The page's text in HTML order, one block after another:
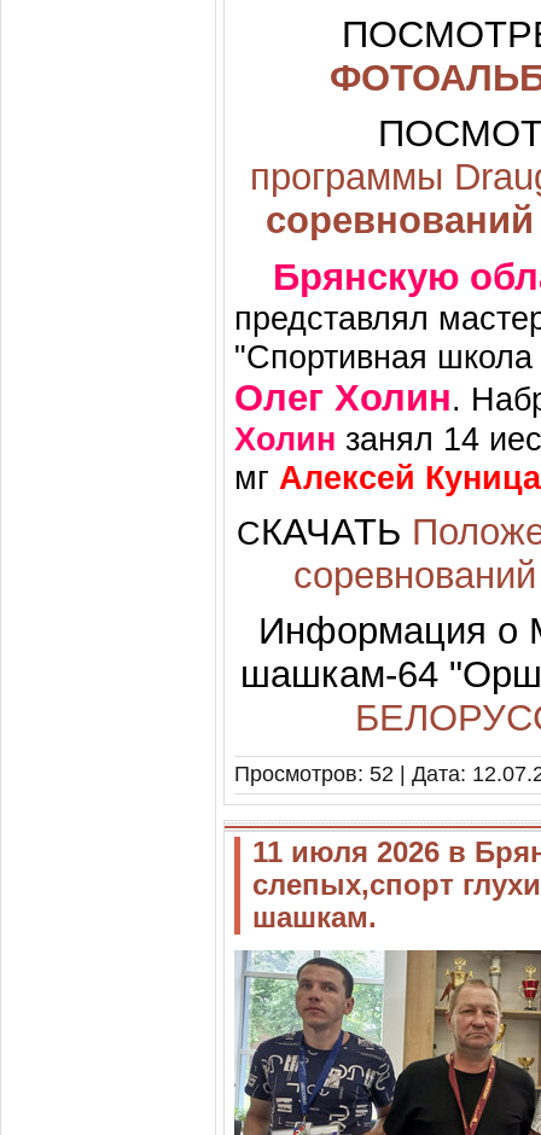
программы
Брянскую
представлял
"Спортивная
Олег Холин.
Холин занял 14
мг Алексей Куница
СКАЧАТЬ
Информация о
шашкам-64
Просмотров: 52 | Дата:
11 июля 2026 в
слепых,спорт
шашкам.